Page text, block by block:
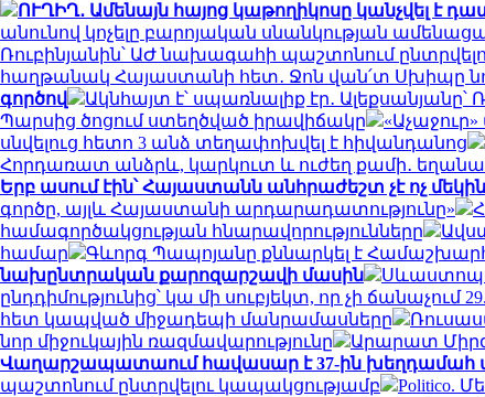
ՈՒՂԻՂ․ Ամենայն հայոց կաթողիկոսը կանչվել
անունով կոչելը բարոյական սնանկության
Ռուբինյանին՝ ԱԺ նախագահի պաշտոնում
հաղթանակ Հայաստանի հետ․ Ջոն վան՛տ Սխիպը
գործով
Ակնհայտ է՝ սպառնալիք էր․
Պարսից ծոցում ստեղծված իրավիճակը
սնվելուց հետո 3 անձ տեղափոխվել է հիվանդանոց
Հորդառատ անձրև, կարկուտ և ուժեղ քամի․
Երբ ասում էին՝ Հայաստանն անհրաժեշտ չէ ոչ
գործը, այլև Հայաստանի արդարադատությունը»
համագործակցության հնարավորությունները
համար
Գևորգ Պապոյանը քննարկել է
նախընտրական քարոզարշավի մասին
ընդդիմությունից՝ կա մի սուբյեկտ, որ չի ճանաչում
հետ կապված միջադեպի մանրամասները
նոր միջուկային ռազմավարությունը
Արարատ
Վաղարշապատաում հավասար է 37-ին խեղդամահ
պաշտոնում ընտրվելու կապակցությամբ
Politico.